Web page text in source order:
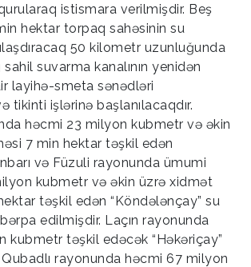
istismara verilmişdir. Beş
hektar torpaq sahəsinin su
50 kilometr uzunluğunda
suvarma kanalının yenidən
layihə-smeta sənədləri
tikinti işlərinə başlanılacaqdır.
həcmi 23 milyon kubmetr və əkin
7 min hektar təşkil edən
və Füzuli rayonunda ümumi
kubmetr və əkin üzrə xidmət
təşkil edən “Köndələnçay” su
edilmişdir. Laçın rayonunda
kubmetr təşkil edəcək “Həkəriçay”
Qubadlı rayonunda həcmi 67 milyon